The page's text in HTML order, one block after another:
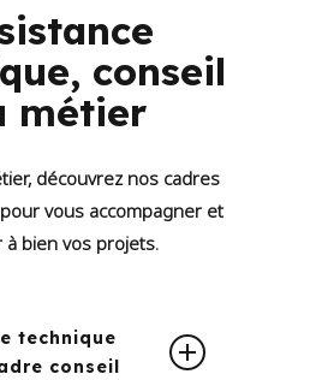
conseil
métier
découvrez nos cadres
vous accompagner et
à bien vos projets.
technique
conseil